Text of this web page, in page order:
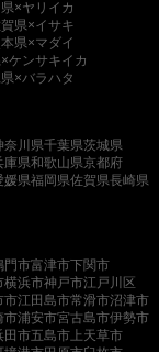
×ヤリイカ
県×イサキ
県×マダイ
ケンサキイカ
×バラハタ
奈川県千葉県茨城県
庫県和歌山県京都府
媛県福岡県佐賀県長崎県
門市富津市下関市
横浜市神戸市江戸川区
市江田島市常滑市沼津市
市浦安市宮古島市伊勢市
田市五島市 上天草市